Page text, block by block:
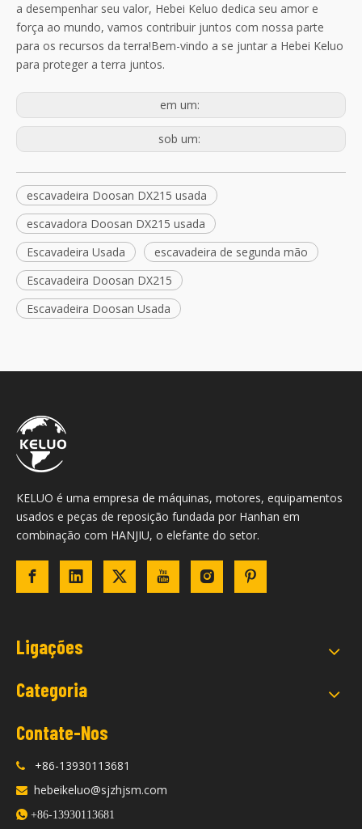
a desempenhar seu valor, Hebei Keluo dedica seu amor e
força ao mundo, vamos contribuir juntos com nossa parte
para os recursos da terra!Bem-vindo a se juntar a Hebei Keluo
para proteger a terra juntos.
em um:
sob um:
escavadeira Doosan DX215 usada
escavadora Doosan DX215 usada
Escavadeira Usada
escavadeira de segunda mão
Escavadeira Doosan DX215
Escavadeira Doosan Usada
KELUO é uma empresa de máquinas, motores, equipamentos
usados ​​e peças de reposição fundada por Hanhan em
combinação com HANJIU, o elefante do setor.
Ligações
Categoria
Contate-Nos
 +86-13930113681
 hebeikeluo@sjzhjsm.com
 +86-13930113681